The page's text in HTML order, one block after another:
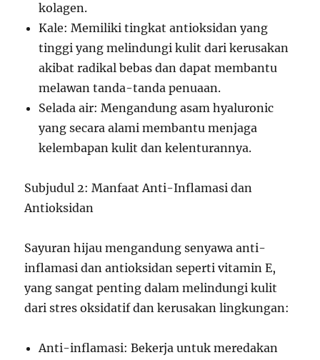
kolagen.
Kale: Memiliki tingkat antioksidan yang
tinggi yang melindungi kulit dari kerusakan
akibat radikal bebas dan dapat membantu
melawan tanda-tanda penuaan.
Selada air: Mengandung asam hyaluronic
yang secara alami membantu menjaga
kelembapan kulit dan kelenturannya.
Subjudul 2: Manfaat Anti-Inflamasi dan
Antioksidan
Sayuran hijau mengandung senyawa anti-
inflamasi dan antioksidan seperti vitamin E,
yang sangat penting dalam melindungi kulit
dari stres oksidatif dan kerusakan lingkungan:
Anti-inflamasi: Bekerja untuk meredakan